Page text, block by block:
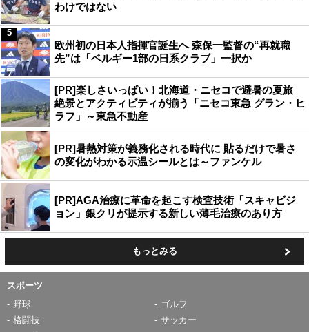
わけではない
欧州初の日本人指揮官誕生へ 森保一監督の“再就職
先”は「ベルギー1部の日系クラブ」一択か
5
[PR]楽しさいっぱい！北海道・ニセコで避暑の夏旅
絶景とアクティビティが揃う「ニセコ東急 グラン・ヒ
ラフ」～東急不動産
[PR]暑熱対策が義務化される時代に 貼るだけで暑さ
の変化がわかる示温シールとは～ファンケル
[PR]AGA治療に革命を起こす検査技術「スキャビジ
ョン」銀クリが提示する新しい薄毛治療のあり方
もっとみる
スポーツ
野球
ゴルフ
格闘技
サッカー